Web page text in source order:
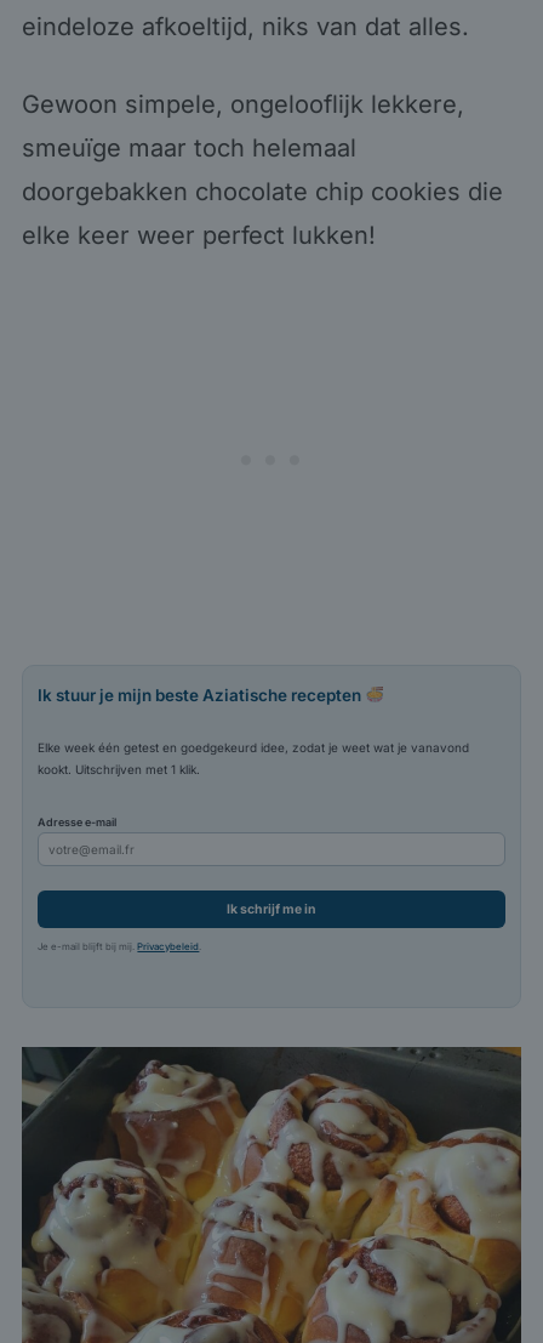
eindeloze afkoeltijd, niks van dat alles.
Gewoon simpele, ongelooflijk lekkere,
smeuïge maar toch helemaal
doorgebakken chocolate chip cookies die
elke keer weer perfect lukken!
Ik stuur je mijn beste Aziatische recepten
Elke week één getest en goedgekeurd idee, zodat je weet wat je vanavond
kookt. Uitschrijven met 1 klik.
Adresse e-mail
Ik schrijf me in
Je e-mail blijft bij mij.Privacybeleid